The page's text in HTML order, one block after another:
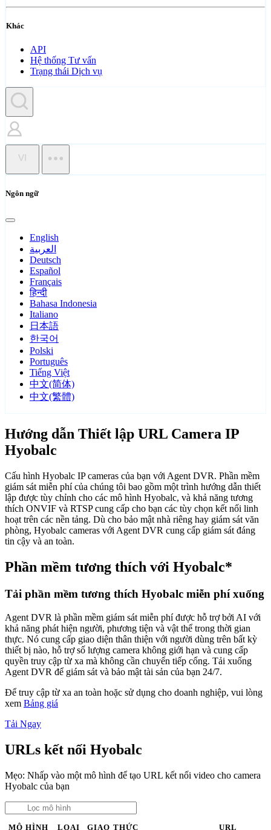
Khác
API
Hệ thống Tư vấn
Trạng thái Dịch vụ
VI
Ngôn ngữ
English
العربية
Deutsch
Español
Français
हिन्दी
Bahasa Indonesia
Italiano
日本語
한국어
Polski
Português
Tiếng Việt
中文(简体)
中文(繁體)
Hướng dẫn Thiết lập URL Camera IP
Hyobalc
Cấu hình Hyobalc IP cameras của bạn với Agent DVR. Phần mềm
giám sát miễn phí của chúng tôi bao gồm một trình hướng dẫn thiết
lập được tùy chỉnh cho các mô hình Hyobalc, và khả năng tương
thích ONVIF và RTSP cung cấp cho bạn các tùy chọn kết nối linh
hoạt trên các nền tảng. Dù cho bảo mật nhà riêng hay giám sát văn
phòng, Hyobalc cameras với Agent DVR cung cấp giám sát đáng
tin cậy và an toàn.
Phần mềm tương thích với Hyobalc*
Tải phần mềm tương thích Hyobalc miễn phí xuống
Agent DVR là phần mềm giám sát miễn phí được hỗ trợ bởi AI với
khả năng phát hiện người, phương tiện và vật thể trong thời gian
thực. Nó cung cấp giao diện thân thiện với người dùng trên bất kỳ
thiết bị nào, hỗ trợ số lượng camera không giới hạn và cung cấp
quyền truy cập từ xa mà không cần chuyển tiếp cổng. Tải xuống
Agent DVR để giám sát và bảo mật tài sản của bạn 24/7.
Để truy cập từ xa an toàn hoặc sử dụng cho doanh nghiệp, vui lòng
xem Bảng giá
Tải Ngay
URLs kết nối Hyobalc
Mẹo: Nhấp vào một mô hình để tạo URL kết nối video cho camera
Hyobalc của bạn
MÔ HÌNH LOẠI GIAO THỨC URL